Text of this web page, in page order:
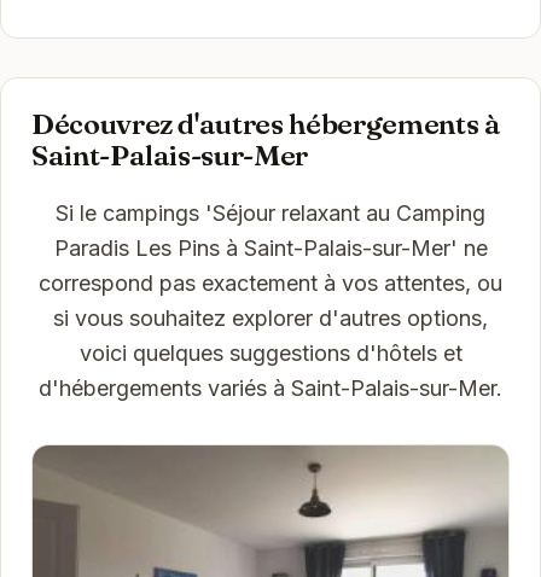
Découvrez d'autres hébergements à
Saint-Palais-sur-Mer
Si le campings 'Séjour relaxant au Camping
Paradis Les Pins à Saint-Palais-sur-Mer' ne
correspond pas exactement à vos attentes, ou
si vous souhaitez explorer d'autres options,
voici quelques suggestions d'hôtels et
d'hébergements variés à Saint-Palais-sur-Mer.